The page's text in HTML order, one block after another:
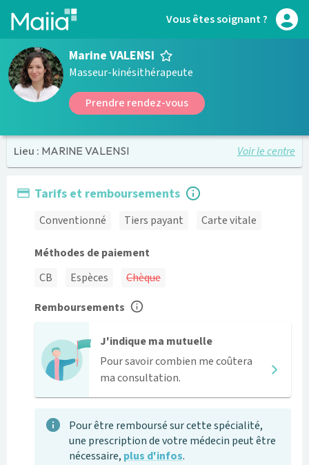
Aller au contenu principal Vous êtes soignant ?
Marine VALENSI
Masseur-kinésithérapeute
Prendre rendez-vous
Lieu : MARINE VALENSI Voir le centre
Tarifs et remboursements
Conventionné Tiers payant Carte vitale
Méthodes de paiement
CB
Espèces
Chèque
Remboursements
J'indique ma mutuelle
Pour savoir combien me coûtera
ma consultation.
Pour être remboursé sur cette spécialité,
une prescription de votre médecin peut être
nécessaire, plus d'infos.